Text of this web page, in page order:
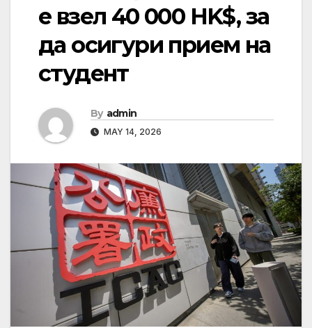
е взел 40 000 HK$, за
да осигури прием на
студент
By admin
MAY 14, 2026